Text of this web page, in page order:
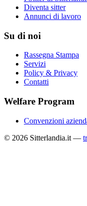
Diventa sitter
Annunci di lavoro
Su di noi
Rassegna Stampa
Servizi
Policy & Privacy
Contatti
Welfare Program
Convenzioni
© 2026 Sitterlandia.it —